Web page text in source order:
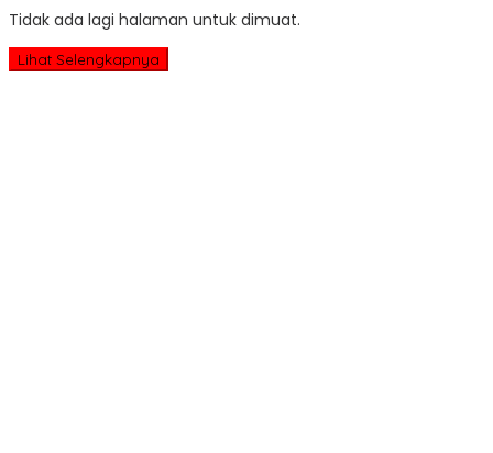
Tidak ada lagi halaman untuk dimuat.
Lihat Selengkapnya